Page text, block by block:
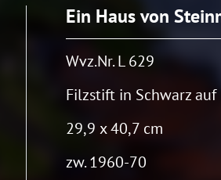
Ein Haus von
Wvz.Nr. L 629
Filzstift in Schwarz
29,9 x 40,7 cm
zw. 1960-70